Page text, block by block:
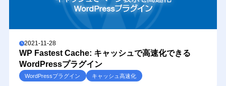
2021-11-28
WP Fastest Cache: キャッシュで高速化できる
WordPressプラグイン
WordPressプラグイン キャッシュ高速化